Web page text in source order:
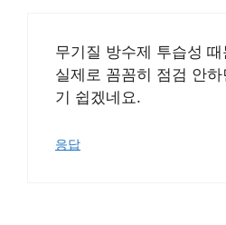
무기질 방수제 투습성
실제로 꼼꼼히 점검 안
기 쉽겠네요.
응답